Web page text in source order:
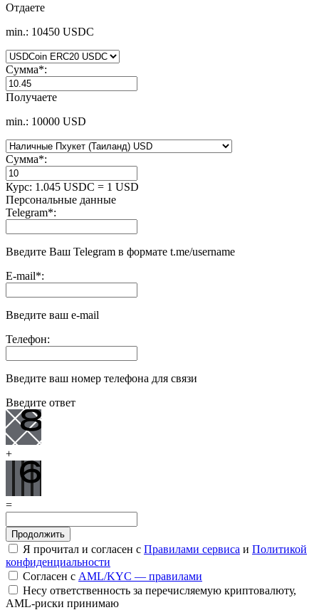
Отдаете
min.: 10450 USDC
Сумма*:
Получаете
min.: 10000 USD
Сумма*:
Курс: 1.045 USDC = 1 USD
Персональные данные
Telegram*:
Введите Ваш Telegram в формате t.me/username
E-mail*:
Введите ваш e-mail
Телефон:
Введите ваш номер телефона для связи
Введите ответ
+
=
Я прочитал и согласен с Правилами сервиса и Политикой
конфиденциальности
Согласен с AML/KYC — правилами
Несу ответственность за перечисляемую криптовалюту,
AML-риски принимаю